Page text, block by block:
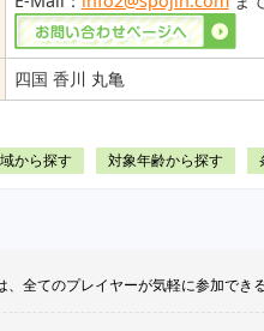
四国 香川 丸亀
から探す 対象年齢から探す
、全てのプレイヤーが気軽に参加で